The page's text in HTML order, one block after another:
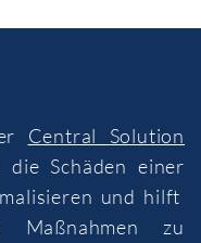
Central Solution
Schäden einer
und hilft
Maßnahmen zu